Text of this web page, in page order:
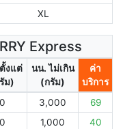
XL
Express
งแต่
ม)
นน. ไม่เกิน
(กรัม)
ค่า
บริการ
0 3,000
69
0 1,000 40